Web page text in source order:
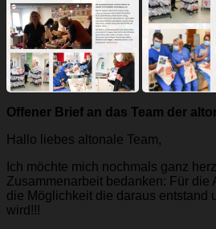
Offener Brief an das Team der
Hallo liebes altonale Team,
Ich möchte mich nochmals ganz
Zusammenarbeit bedanken: Für die
die Möglichkeit die daraus entstand
wird!!!